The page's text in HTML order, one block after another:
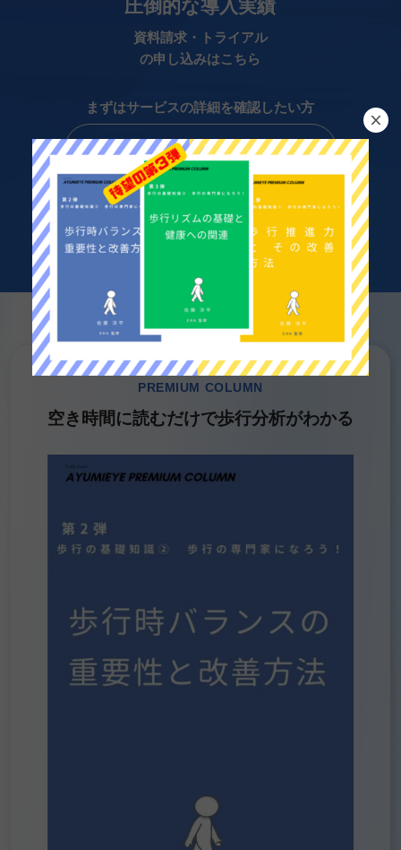
資料請求・トライアル
の申し込みはこちら
まずはサービスの詳細を確認したい方
資料請求
実際の操作を試してみたい方へ
トライアルに申し込み (無料)
PREMIUM COLUMN
空き時間に読むだけで歩行分析がわかる